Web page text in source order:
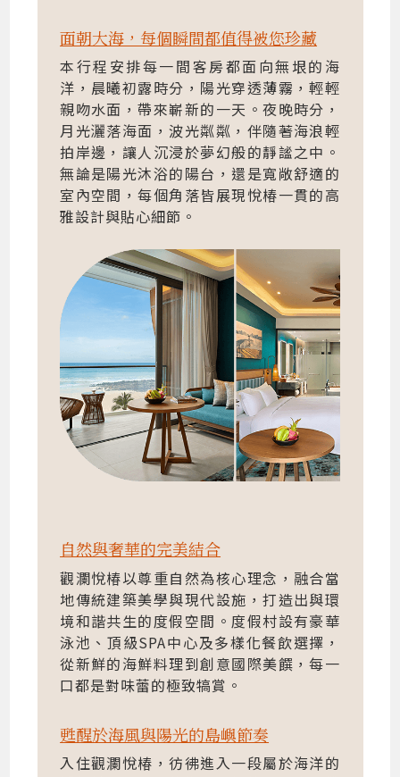
面朝大海，每個瞬間都值得被您珍藏
本行程安排每一間客房都面向無垠的海
洋，晨曦初露時分，陽光穿透薄霧，輕輕
親吻水面，帶來嶄新的一天。夜晚時分，
月光灑落海面，波光粼粼，伴隨著海浪輕
拍岸邊，讓人沉浸於夢幻般的靜謐之中。
無論是陽光沐浴的陽台，還是寬敞舒適的
室內空間，每個角落皆展現悅椿一貫的高
雅設計與貼心細節。
自然與奢華的完美結合
觀瀾悅椿以尊重自然為核心理念，融合當
地傳統建築美學與現代設施，打造出與環
境和諧共生的度假空間。度假村設有豪華
泳池、頂級SPA中心及多樣化餐飲選擇，
從新鮮的海鮮料理到創意國際美饌，每一
口都是對味蕾的極致犒賞。
甦醒於海風與陽光的島嶼節奏
入住觀瀾悅椿，彷彿進入一段屬於海洋的